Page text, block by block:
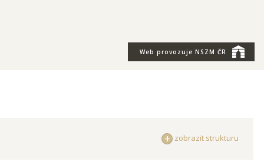
Web provozuje NSZM ČR
zobrazit strukturu